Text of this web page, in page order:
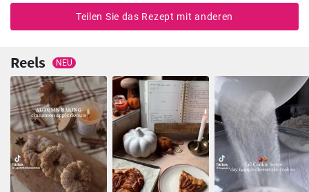
Teilen Sie das Rezept mit anderen
Reels NEU